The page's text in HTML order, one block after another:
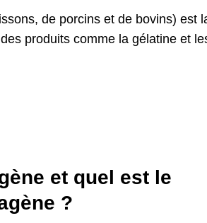
de porcins et de bovins) est
produits comme la gélatine et
et quel est le
?